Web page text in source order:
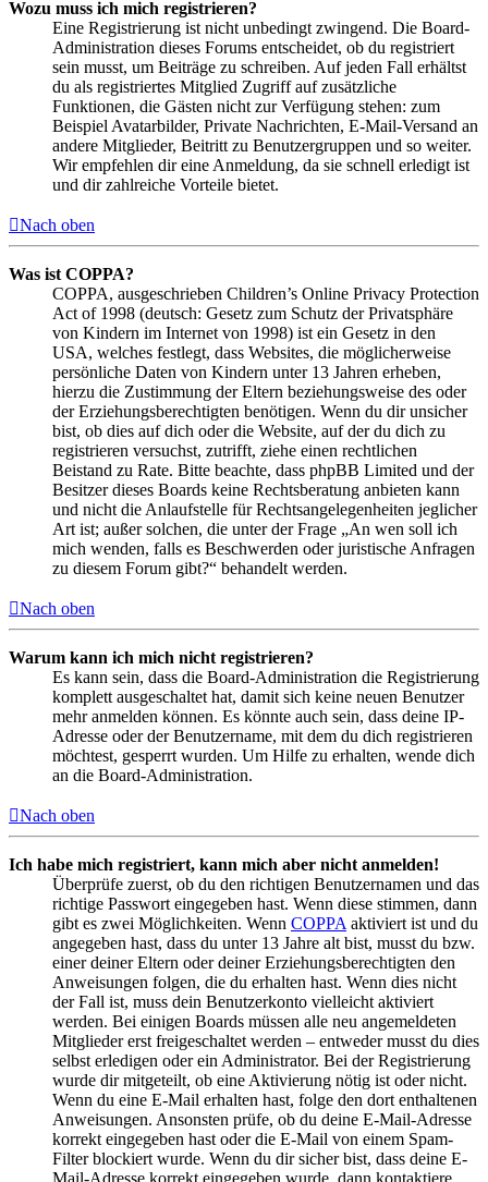
Wozu muss ich mich registrieren?
Eine Registrierung ist nicht unbedingt zwingend. Die Board-
Administration dieses Forums entscheidet, ob du registriert
sein musst, um Beiträge zu schreiben. Auf jeden Fall erhältst
du als registriertes Mitglied Zugriff auf zusätzliche
Funktionen, die Gästen nicht zur Verfügung stehen: zum
Beispiel Avatarbilder, Private Nachrichten, E-Mail-Versand an
andere Mitglieder, Beitritt zu Benutzergruppen und so weiter.
Wir empfehlen dir eine Anmeldung, da sie schnell erledigt ist
und dir zahlreiche Vorteile bietet.
Nach oben
Was ist COPPA?
COPPA, ausgeschrieben Children’s Online Privacy Protection
Act of 1998 (deutsch: Gesetz zum Schutz der Privatsphäre
von Kindern im Internet von 1998) ist ein Gesetz in den
USA, welches festlegt, dass Websites, die möglicherweise
persönliche Daten von Kindern unter 13 Jahren erheben,
hierzu die Zustimmung der Eltern beziehungsweise des oder
der Erziehungsberechtigten benötigen. Wenn du dir unsicher
bist, ob dies auf dich oder die Website, auf der du dich zu
registrieren versuchst, zutrifft, ziehe einen rechtlichen
Beistand zu Rate. Bitte beachte, dass phpBB Limited und der
Besitzer dieses Boards keine Rechtsberatung anbieten kann
und nicht die Anlaufstelle für Rechtsangelegenheiten jeglicher
Art ist; außer solchen, die unter der Frage „An wen soll ich
mich wenden, falls es Beschwerden oder juristische Anfragen
zu diesem Forum gibt?“ behandelt werden.
Nach oben
Warum kann ich mich nicht registrieren?
Es kann sein, dass die Board-Administration die Registrierung
komplett ausgeschaltet hat, damit sich keine neuen Benutzer
mehr anmelden können. Es könnte auch sein, dass deine IP-
Adresse oder der Benutzername, mit dem du dich registrieren
möchtest, gesperrt wurden. Um Hilfe zu erhalten, wende dich
an die Board-Administration.
Nach oben
Ich habe mich registriert, kann mich aber nicht anmelden!
Überprüfe zuerst, ob du den richtigen Benutzernamen und das
richtige Passwort eingegeben hast. Wenn diese stimmen, dann
gibt es zwei Möglichkeiten. Wenn COPPA aktiviert ist und du
angegeben hast, dass du unter 13 Jahre alt bist, musst du bzw.
einer deiner Eltern oder deiner Erziehungsberechtigten den
Anweisungen folgen, die du erhalten hast. Wenn dies nicht
der Fall ist, muss dein Benutzerkonto vielleicht aktiviert
werden. Bei einigen Boards müssen alle neu angemeldeten
Mitglieder erst freigeschaltet werden – entweder musst du dies
selbst erledigen oder ein Administrator. Bei der Registrierung
wurde dir mitgeteilt, ob eine Aktivierung nötig ist oder nicht.
Wenn du eine E-Mail erhalten hast, folge den dort enthaltenen
Anweisungen. Ansonsten prüfe, ob du deine E-Mail-Adresse
korrekt eingegeben hast oder die E-Mail von einem Spam-
Filter blockiert wurde. Wenn du dir sicher bist, dass deine E-
Mail-Adresse korrekt eingegeben wurde, dann kontaktiere